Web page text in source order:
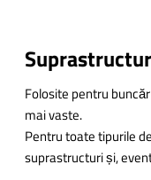
Folosite pentru
mai vaste.
Pentru toate tipurile
suprastructuri și,